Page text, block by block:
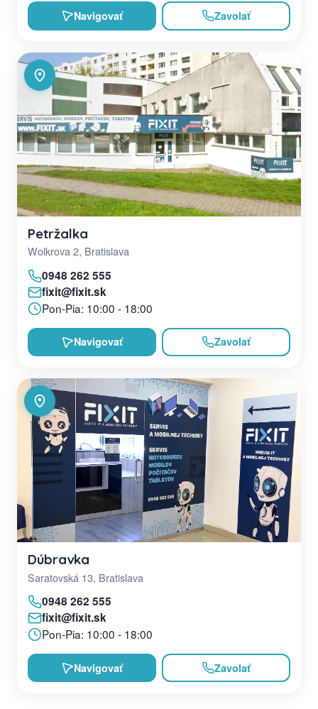
Navigovať Zavolať
Petržalka
Wolkrova 2, Bratislava
0948 262 555
fixit@fixit.sk
Pon-Pia: 10:00 - 18:00
Navigovať Zavolať
Dúbravka
Saratovská 13, Bratislava
0948 262 555
fixit@fixit.sk
Pon-Pia: 10:00 - 18:00
Navigovať Zavolať